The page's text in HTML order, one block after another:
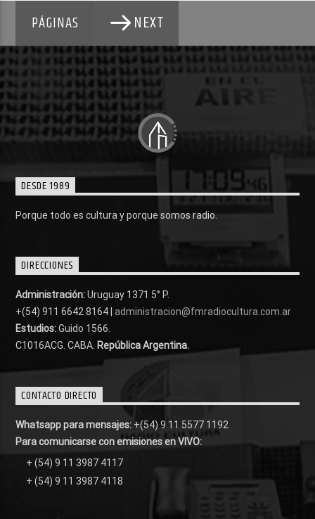
PÁGINAS NEXT
DESDE 1989
Porque todo es cultura y porque somos radio.
DIRECCIONES
Administración:Uruguay 1371 5° P.
+(54) 911 6642 8164 | administracion@fmradiocultura.com.ar
Estudios:Guido 1566.
C1016ACG . CABA. República Argentina.
CONTACTO DIRECTO
Whatsapp para mensajes: +(54) 9 11 5577 1192
Para comunicarse con emisiones en VIVO:
+ (54) 9 11 3987 4117
+ (54) 9 11 3987 4118